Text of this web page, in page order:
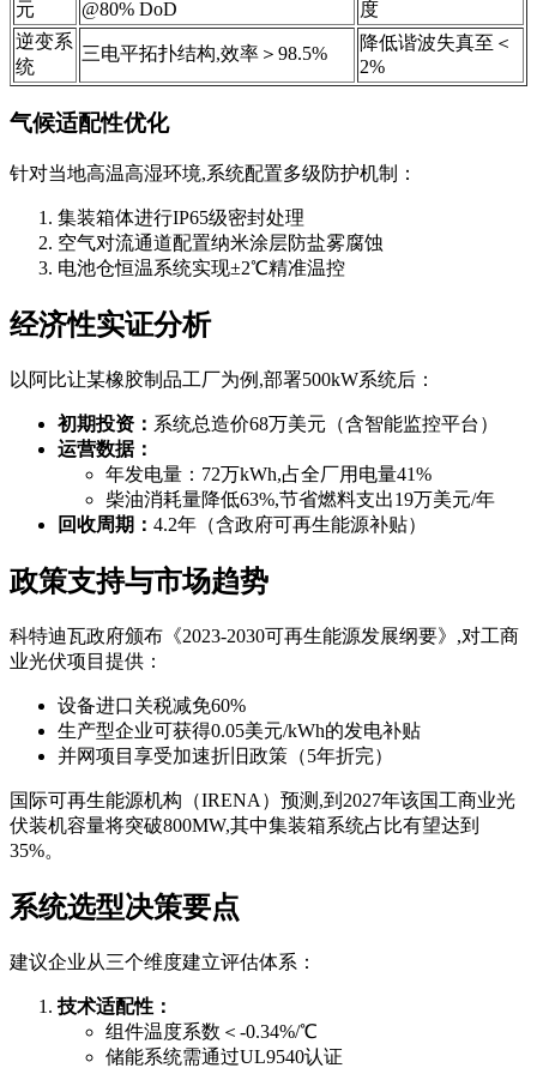
元
@80% DoD
度
逆变系
统
三电平拓扑结构,效率＞98.5%
降低谐波失真至＜
2%
气候适配性优化
针对当地高温高湿环境,系统配置多级防护机制：
集装箱体进行IP65级密封处理
空气对流通道配置纳米涂层防盐雾腐蚀
电池仓恒温系统实现±2℃精准温控
经济性实证分析
以阿比让某橡胶制品工厂为例,部署500kW系统后：
初期投资： 系统总造价68万美元（含智能监控平台）
运营数据：
年发电量：72万kWh,占全厂用电量41%
柴油消耗量降低63%,节省燃料支出19万美元/年
回收周期： 4.2年（含政府可再生能源补贴）
政策支持与市场趋势
科特迪瓦政府颁布《2023-2030可再生能源发展纲要》,对工商
业光伏项目提供：
设备进口关税减免60%
生产型企业可获得0.05美元/kWh的发电补贴
并网项目享受加速折旧政策（5年折完）
国际可再生能源机构（IRENA）预测,到2027年该国工商业光
伏装机容量将突破800MW,其中集装箱系统占比有望达到
35%。
系统选型决策要点
建议企业从三个维度建立评估体系：
技术适配性：
组件温度系数＜-0.34%/℃
储能系统需通过UL9540认证